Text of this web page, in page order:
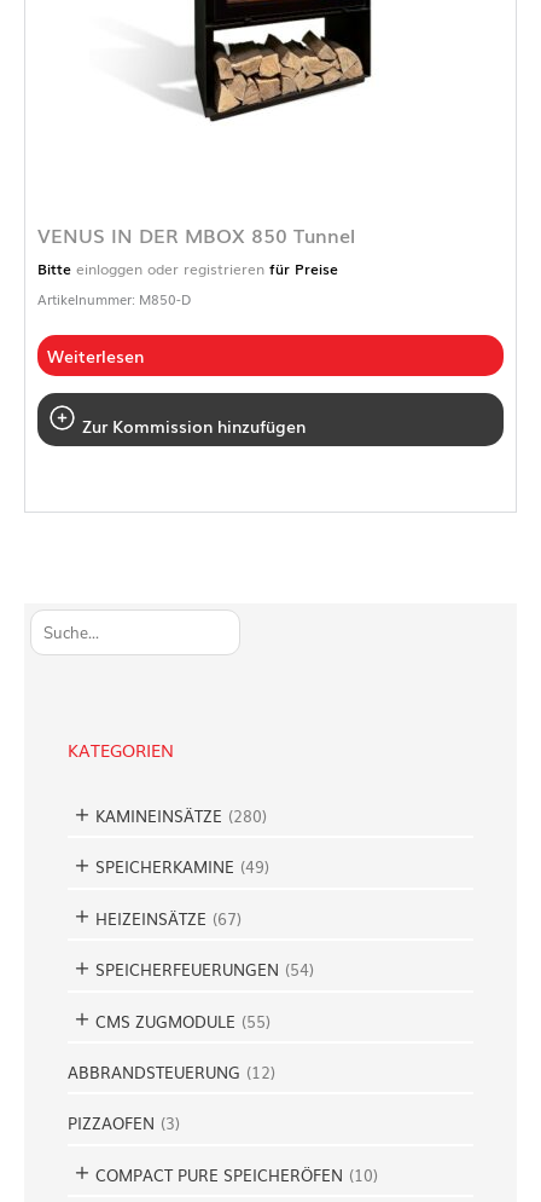
S
u
KATEGORIEN
KAMINEINSÄTZE (280)
SPEICHERKAMINE (49)
HEIZEINSÄTZE (67)
SPEICHERFEUERUNGEN (54)
CMS ZUGMODULE (55)
ABBRANDSTEUERUNG (12)
PIZZAOFEN (3)
COMPACT PURE SPEICHERÖFEN (10)
VENUS IN DER MBOX 850 Tunnel
Bitte einloggen oder registrieren für Preise
Artikelnummer: M850-D
Weiterlesen
Zur Kommission hinzufügen